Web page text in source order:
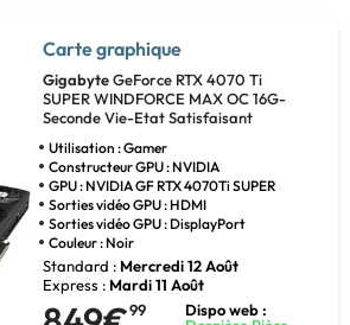
Carte graphique
GigabyteGeForce RTX­­ 4070 Ti
SUPER WINDFORCE MAX OC 16G-
Seconde Vie-Etat Satisfaisant
Utilisation : Gamer
Constructeur GPU : NVIDIA
GPU : NVIDIA GF RTX 4070Ti SUPER
Sorties vidéo GPU : HDMI
Sorties vidéo GPU : DisplayPort
Couleur : Noir
Standard : Mercredi 12 Août
Express : Mardi 11 Août
99
Dispo web :